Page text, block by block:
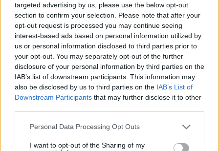
targeted advertising by us, please use the below opt-out
section to confirm your selection. Please note that after your
opt-out request is processed you may continue seeing
interest-based ads based on personal information utilized by
us or personal information disclosed to third parties prior to
your opt-out. You may separately opt-out of the further
disclosure of your personal information by third parties on the
IAB’s list of downstream participants. This information may
also be disclosed by us to third parties on the IAB’s List of
Downstream Participants that may further disclose it to other
Please note that this website/app uses one or more Google
not limited to your visit or usage behaviour. You may click to
Personal Data Processing Opt Outs
I want to opt-out of the Sharing of my
Από τη Μόρια στον γάμο, τη ΜΚΟ και την
στην Κυψέλη
08.08.2026, 12:18